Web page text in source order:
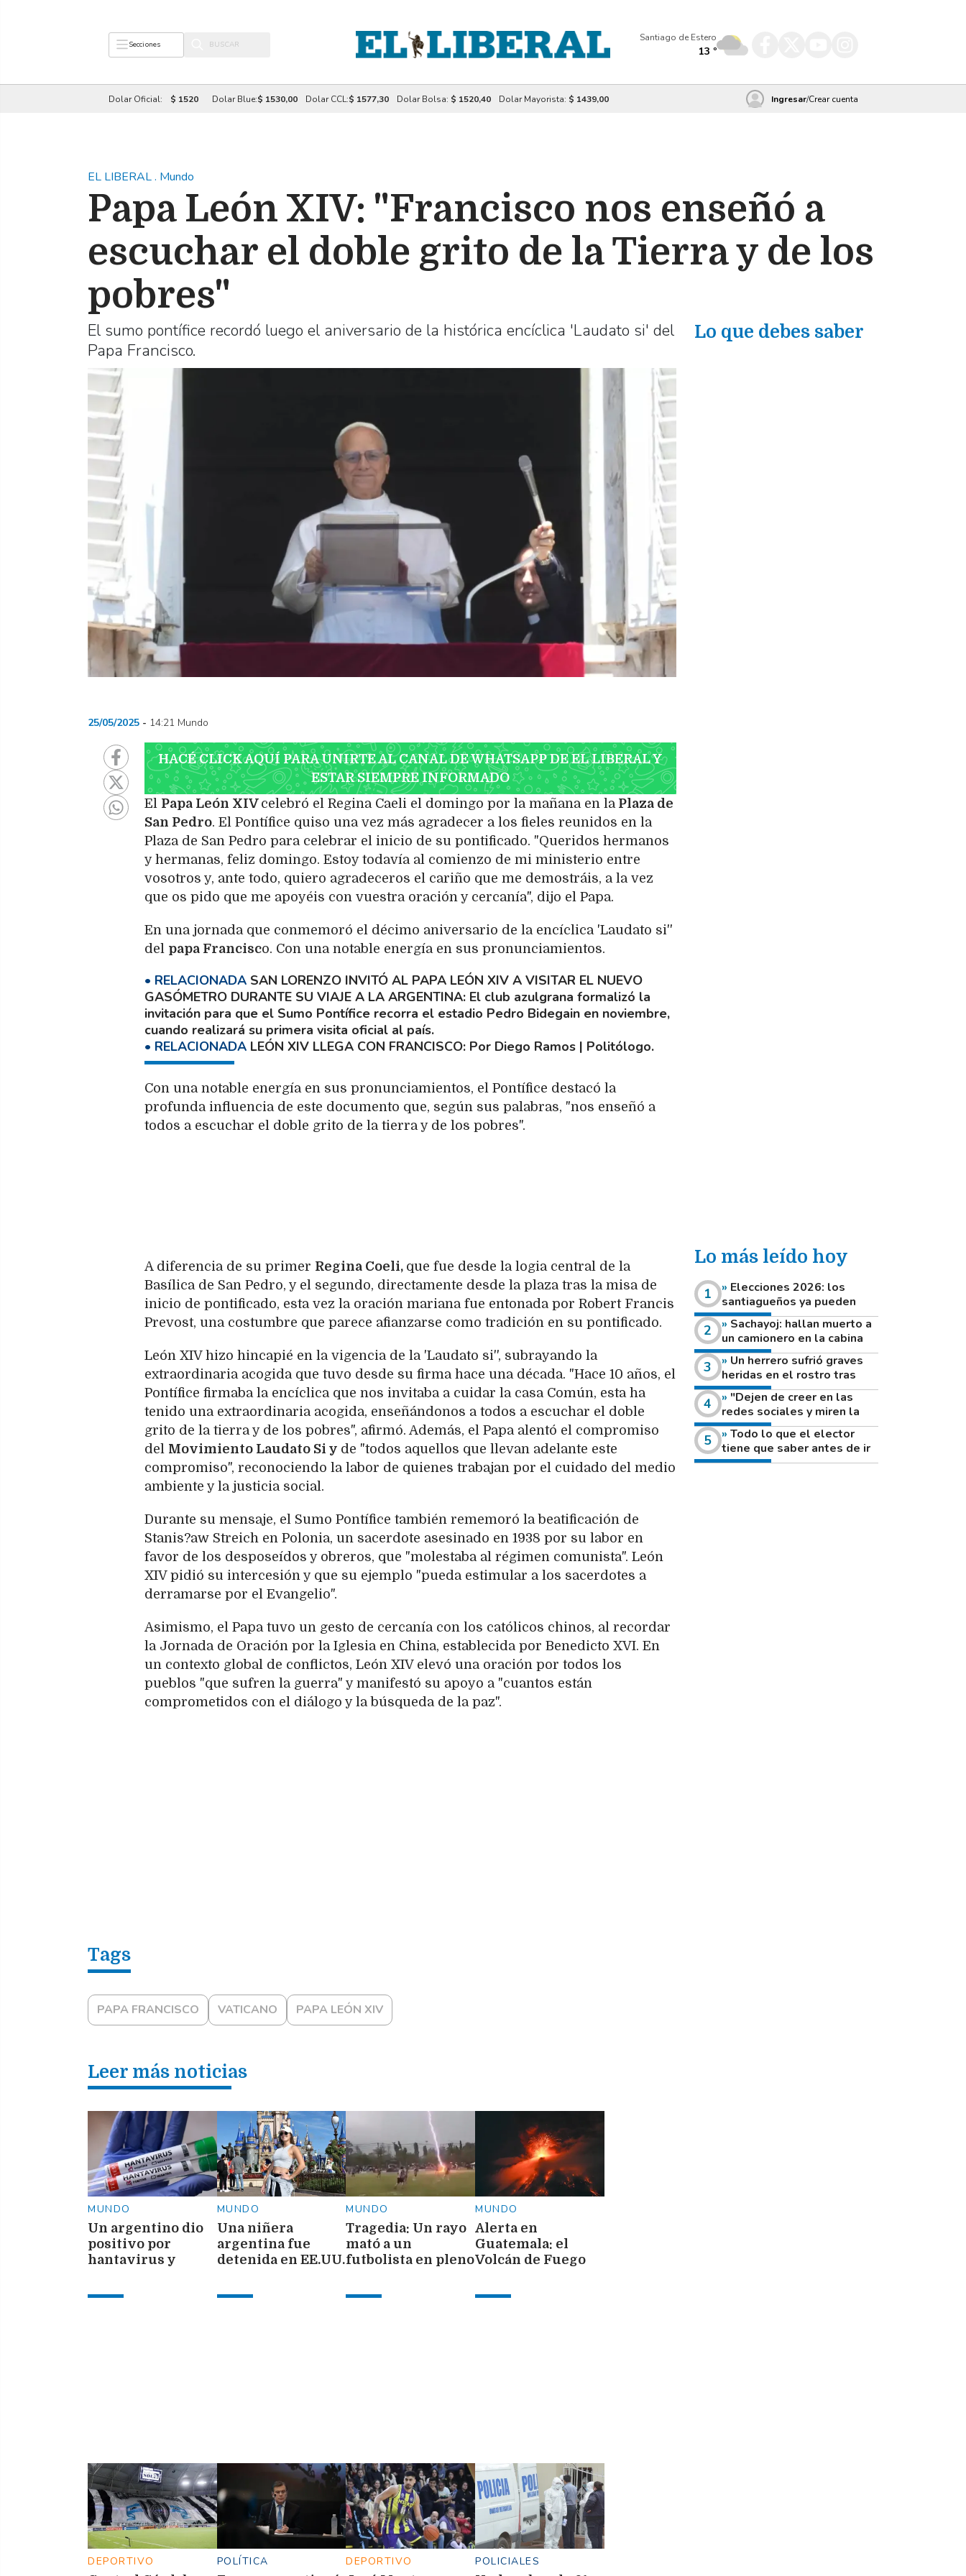
Secciones
Santiago de Estero
13 º
Dolar Oficial: $ 1520 Dolar Blue:$ 1530,00 Dolar CCL:$ 1577,30 Dolar Bolsa: $ 1520,40 Dolar Mayorista: $ 1439,00 Ingresar/Crear cuenta
EL LIBERAL. Mundo
Papa León XIV: "Francisco nos enseñó a
escuchar el doble grito de la Tierra y de los
pobres"
El sumo pontífice recordó luego el aniversario de la histórica encíclica 'Laudato si' del
Papa Francisco.
25/05/2025 14:21 Mundo
HACÉ CLICK AQUÍ PARA UNIRTE AL CANAL DE WHATSAPP DE EL LIBERAL Y
ESTAR SIEMPRE INFORMADO
El Papa León XIV celebró el Regina Caeli el domingo por la mañana en laPlaza de
San Pedro. El Pontífice quiso una vez más agradecer a los fieles reunidos en la
Plaza de San Pedro para celebrar el inicio de su pontificado. "Queridos hermanos
y hermanas, feliz domingo. Estoy todavía al comienzo de mi ministerio entre
vosotros y, ante todo, quiero agradeceros el cariño que me demostráis, a la vez
que os pido que me apoyéis con vuestra oración y cercanía", dijo el Papa.
En una jornada que conmemoró el décimo aniversario de la encíclica 'Laudato si''
del papa Francisco. Con una notable energía en sus pronunciamientos.
SAN LORENZO INVITÓ AL PAPA LEÓN XIV A VISITAR EL NUEVO
GASÓMETRO DURANTE SU VIAJE A LA ARGENTINA El club azulgrana formalizó la
invitación para que el Sumo Pontífice recorra el estadio Pedro Bidegain en noviembre,
cuando realizará su primera visita oficial al país.
LEÓN XIV LLEGA CON FRANCISCO Por Diego Ramos | Politólogo.
Con una notable energía en sus pronunciamientos, el Pontífice destacó la
profunda influencia de este documento que, según sus palabras, "nos enseñó a
todos a escuchar el doble grito de la tierra y de los pobres".
A diferencia de su primer Regina Coeli, que fue desde la logia central de la
Basílica de San Pedro, y el segundo, directamente desde la plaza tras la misa de
inicio de pontificado, esta vez la oración mariana fue entonada por Robert Francis
Prevost, una costumbre que parece afianzarse como tradición en su pontificado.
León XIV hizo hincapié en la vigencia de la 'Laudato si'', subrayando la
extraordinaria acogida que tuvo desde su firma hace una década. "Hace 10 años, el
Pontífice firmaba la encíclica que nos invitaba a cuidar la casa Común, esta ha
tenido una extraordinaria acogida, enseñándonos a todos a escuchar el doble
grito de la tierra y de los pobres", afirmó. Además, el Papa alentó el compromiso
del Movimiento Laudato Si y de "todos aquellos que llevan adelante este
compromiso", reconociendo la labor de quienes trabajan por el cuidado del medio
ambiente y la justicia social.
Durante su mensaje, el Sumo Pontífice también rememoró la beatificación de
Stanis?aw Streich en Polonia, un sacerdote asesinado en 1938 por su labor en
favor de los desposeídos y obreros, que "molestaba al régimen comunista". León
XIV pidió su intercesión y que su ejemplo "pueda estimular a los sacerdotes a
derramarse por el Evangelio".
Asimismo, el Papa tuvo un gesto de cercanía con los católicos chinos, al recordar
la Jornada de Oración por la Iglesia en China, establecida por Benedicto XVI. En
un contexto global de conflictos, León XIV elevó una oración por todos los
pueblos "que sufren la guerra" y manifestó su apoyo a "cuantos están
comprometidos con el diálogo y la búsqueda de la paz".
PAPA FRANCISCO VATICANO PAPA LEÓN XIV
Leer más noticias
MUNDO
Un argentino dio
positivo por
hantavirus y
en España
MUNDO
Una niñera
argentina fue
detenida en EE.UU.
para alentar a la
MUNDO
Tragedia: Un rayo
mató a un
futbolista en pleno
MUNDO
Alerta en
Guatemala: el
Volcán de Fuego
erupción al menos
DEPORTIVO POLÍTICA DEPORTIVO POLICIALES
Lo que debes saber
Lo más leído hoy
Elecciones 2026: los
santiagueños ya pueden
consultar dónde votan este
domingo
Sachayoj: hallan muerto a
un camionero en la cabina
de su vehículo a la vera de
un camino rural
Un herrero sufrió graves
heridas en el rostro tras
reventar el disco de una
amoladora
"Dejen de creer en las
redes sociales y miren la
heladera de sus casas": el
fuerte mensaje de una joven
que votó por primera vez
Todo lo que el elector
tiene que saber antes de ir
a votar este domingo